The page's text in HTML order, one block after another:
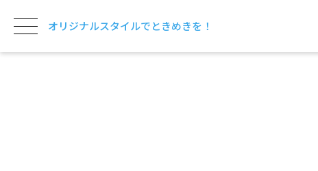
オリジナルスタイルでときめきを！